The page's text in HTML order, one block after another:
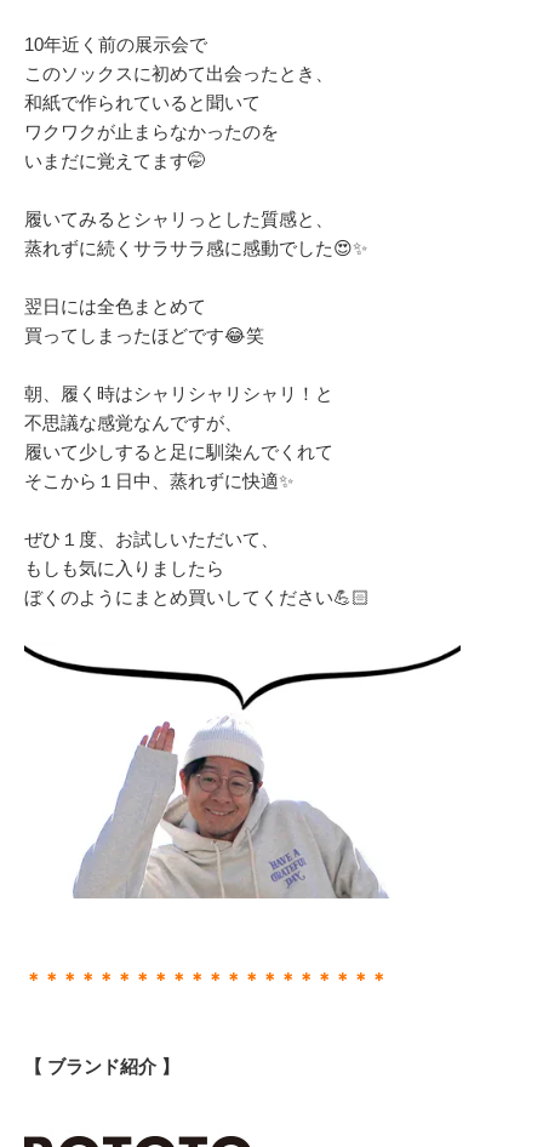
10年近く前の展示会で
このソックスに初めて出会ったとき、
和紙で作られていると聞いて
ワクワクが止まらなかったのを
いまだに覚えてます🤭
履いてみるとシャリっとした質感と、
蒸れずに続くサラサラ感に感動でした😍✨
翌日には全色まとめて
買ってしまったほどです😂笑
朝、履く時はシャリシャリシャリ！と
不思議な感覚なんですが、
履いて少しすると足に馴染んでくれて
そこから１日中、蒸れずに快適✨
ぜひ１度、お試しいただいて、
もしも気に入りましたら
ぼくのようにまとめ買いしてください💪🏻
＊＊＊＊＊＊＊＊＊＊＊＊＊＊＊＊＊＊＊＊
【 ブランド紹介 】